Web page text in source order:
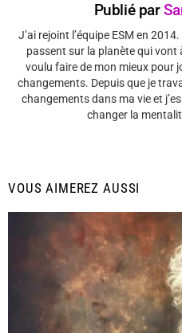
Publié par
J’ai rejoint l’équipe ESM en
passent sur la planète qui vont
voulu faire de mon mieux pour
changements. Depuis que je
changements dans ma vie et
changer la
VOUS AIMEREZ AUSSI